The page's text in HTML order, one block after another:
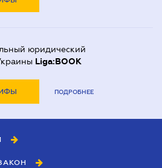
юридический
Liga:BOOK
ПОДРОБНЕЕ